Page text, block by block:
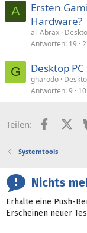
A
Ersten
Hardware?
al_Abrax
Antworten 19
G Desktop
gharodo
Antworten 9
Teilen: X
Systemtools
Nichts
Erhalte eine Push-
Erscheinen neuer